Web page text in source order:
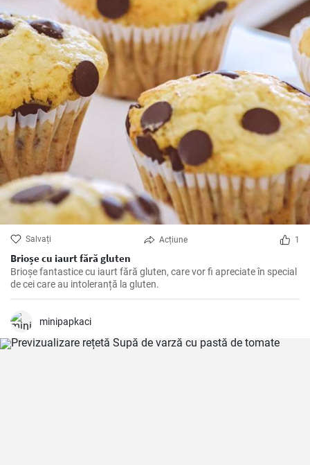
Salvați Acțiune 1
Brioșe cu iaurt fără gluten
Brioșe fantastice cu iaurt fără gluten, care vor fi apreciate în special
de cei care au intoleranță la gluten.
minipapkaci